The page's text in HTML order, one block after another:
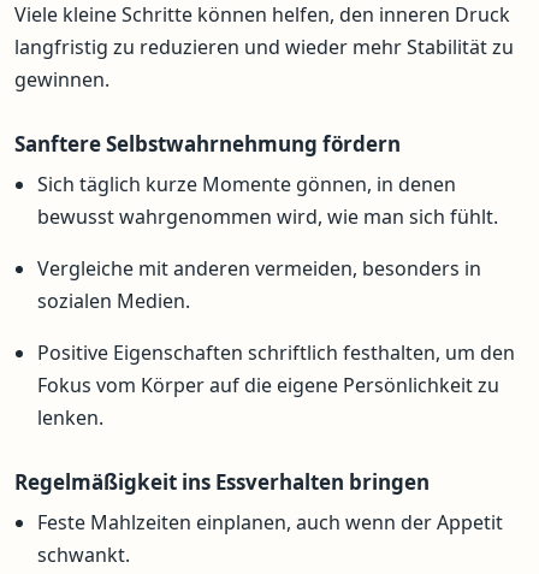
Viele kleine Schritte können helfen, den inneren Druck
langfristig zu reduzieren und wieder mehr Stabilität zu
gewinnen.
Sanftere Selbstwahrnehmung fördern
Sich täglich kurze Momente gönnen, in denen
bewusst wahrgenommen wird, wie man sich fühlt.
Vergleiche mit anderen vermeiden, besonders in
sozialen Medien.
Positive Eigenschaften schriftlich festhalten, um den
Fokus vom Körper auf die eigene Persönlichkeit zu
lenken.
Regelmäßigkeit ins Essverhalten bringen
Feste Mahlzeiten einplanen, auch wenn der Appetit
schwankt.